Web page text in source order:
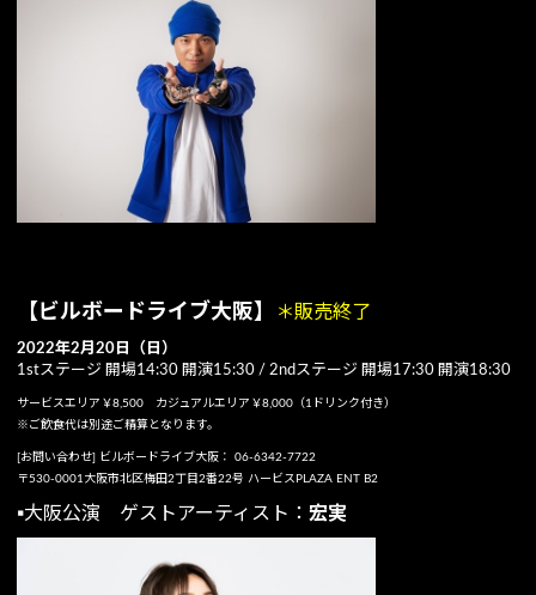
【ビルボードライブ大阪】 ＊販売終了
2022年2月20日（日）
1stステージ 開場14:30 開演15:30 / 2ndステージ 開場17:30 開演18:30
サービスエリア￥8,500 カジュアルエリア￥8,000（1ドリンク付き）
※ご飲食代は別途ご精算となります。
[お問い合わせ] ビルボードライブ大阪： 06-6342-7722
〒530-0001大阪市北区梅田2丁目2番22号 ハービスPLAZA ENT B2
▪️大阪公演 ゲストアーティスト： 宏実